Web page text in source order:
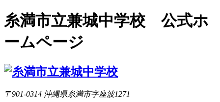
糸満市立兼城中学校 公式ホ
ームページ
〒901-0314 沖縄県糸満市字座波1271